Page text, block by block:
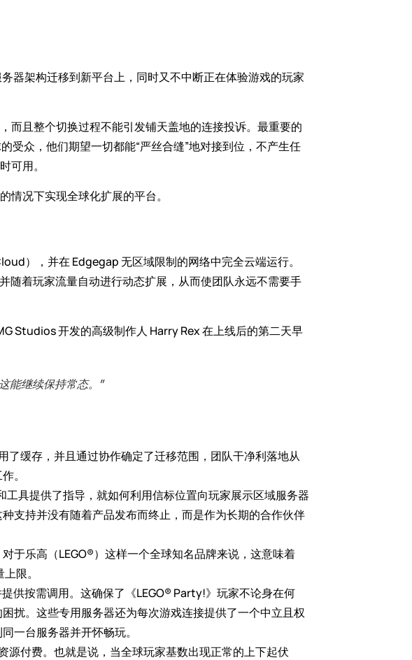
器架构迁移到新平台上，同时又不中断正在体验游戏的玩家
而且整个切换过程不能引发铺天盖地的连接投诉。最重要的
受众，他们期望一切都能“严丝合缝”地对接到位，不产生任
可用。
况下实现全球化扩展的平台。
），并在 Edgegap 无区域限制的网络中完全云端运行。
随着玩家流量自动进行动态扩展，从而使团队永远不需要手
Studios 开发的高级制作人 Harry Rex 在上线后的第二天早
能继续保持常态。”
缓存，并且通过协作确定了迁移范围，团队干净利落地从
。
具提供了指导，就如何利用信标位置向玩家展示区域服务器
支持并没有随着产品发布而终止，而是作为长期的合作伙伴
于乐高（LEGO®）这样一个全球知名品牌来说，这意味着
限。
供按需调用。这确保了《LEGO® Party!》玩家不论身在何
扰。这些专用服务器还为每次游戏连接提供了一个中立且权
一台服务器并开怀畅玩。
付费。也就是说，当全球玩家基数出现正常的上下起伏